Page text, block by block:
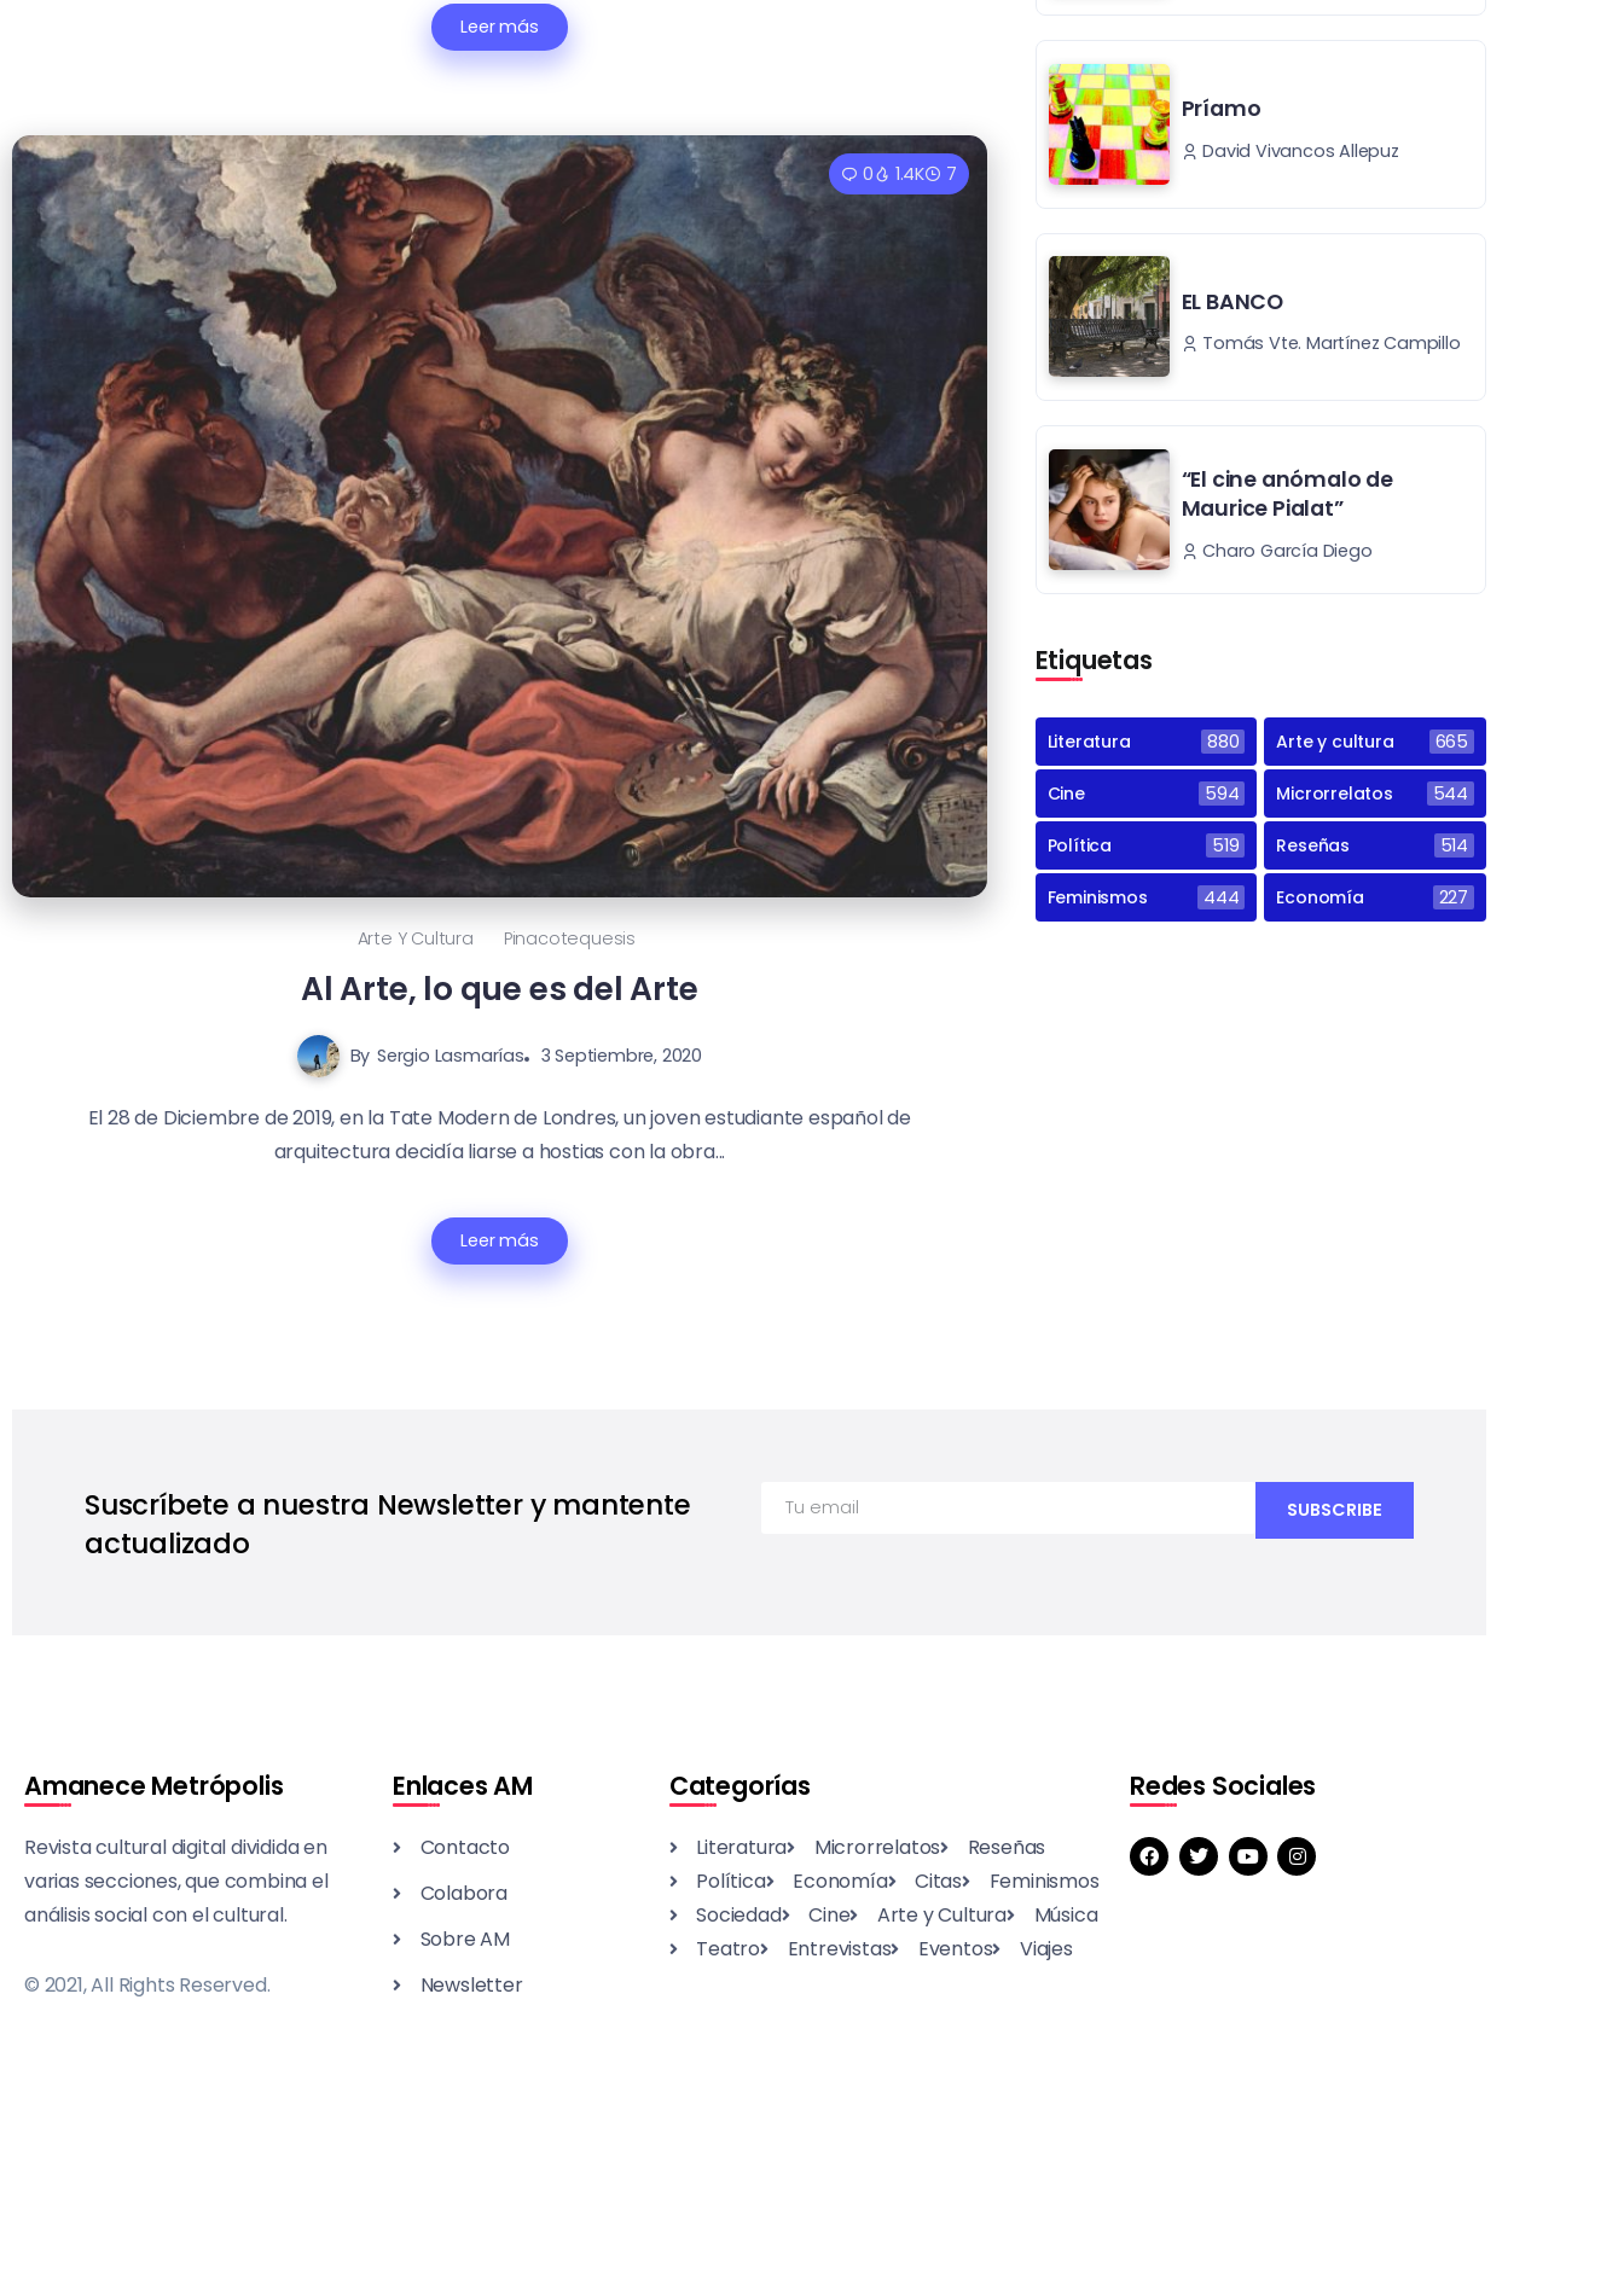
Leer más
0 1.4K 7
Arte Y Cultura Pinacotequesis
Al Arte, lo que es del Arte
By Sergio Lasmarías 3 Septiembre, 2020
El 28 de Diciembre de 2019, en la Tate Modern de Londres, un joven estudiante español de
arquitectura decidía liarse a hostias con la obra...
Leer más
Príamo
David Vivancos Allepuz
EL BANCO
Tomás Vte. Martínez Campillo
“El cine anómalo de
Maurice Pialat”
Charo García Diego
Etiquetas
Literatura 880 Arte y cultura 665
Cine 594 Microrrelatos 544
Política 519 Reseñas 514
Feminismos 444 Economía 227
Suscríbete a nuestra Newsletter y mantente
actualizado
Amanece Metrópolis
Revista cultural digital dividida en
varias secciones, que combina el
análisis social con el cultural.
© 2021, All Rights Reserved.
Enlaces AM
Contacto
Colabora
Sobre AM
Newsletter
Categorías
Literatura Microrrelatos
Reseñas
Política
Economía Citas
Feminismos
Sociedad
Cine Arte y Cultura
Música
Teatro
Entrevistas Eventos Viajes
Redes Sociales